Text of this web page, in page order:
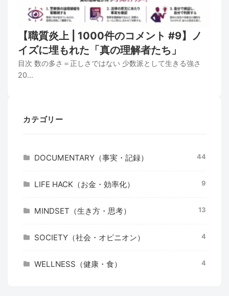
【職質炎上 | 1000件のコメント #9】ノ
イズに埋もれた「真の理解者たち」
目次 数の多さ＝正しさではない 少数派として生きる強さ
20...
カテゴリー
DOCUMENTARY（事実・記録） 44
LIFE HACK（お金・効率化） 9
MINDSET（生き方・思考） 13
SOCIETY（社会・オピニオン） 4
WELLNESS（健康・食） 4